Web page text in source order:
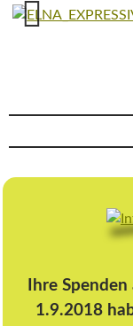
Ihre
1.9.2018